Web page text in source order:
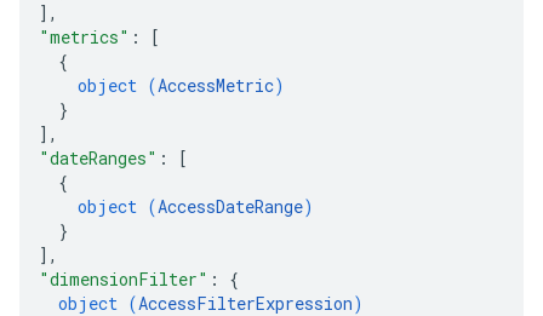
] ,
"metrics" :
[
{
object (AccessMetric)
}
] ,
"dateRanges" :
[
{
object (AccessDateRange)
}
] ,
"dimensionFilter" : {
object (AccessFilterExpression)